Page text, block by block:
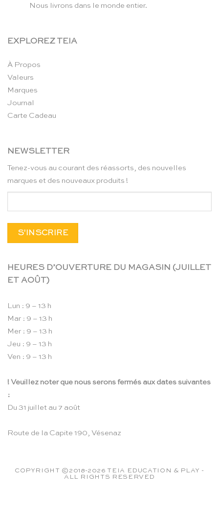
Nous livrons dans le monde entier.
EXPLOREZ TEIA
À Propos
Valeurs
Marques
Journal
Carte Cadeau
NEWSLETTER
Tenez-vous au courant des réassorts, des nouvelles
marques et des nouveaux produits !
HEURES D’OUVERTURE DU MAGASIN (JUILLET
ET AOÛT)
Lun : 9 – 13 h
Mar : 9 – 13 h
Mer : 9 – 13 h
Jeu : 9 – 13 h
Ven : 9 – 13 h
! Veuillez noter que nous serons fermés aux dates suivantes
:
Du 31 juillet au 7 août
Route de la Capite 190, Vésenaz
COPYRIGHT ©2018-2026 TEIA EDUCATION & PLAY -
ALL RIGHTS RESERVED